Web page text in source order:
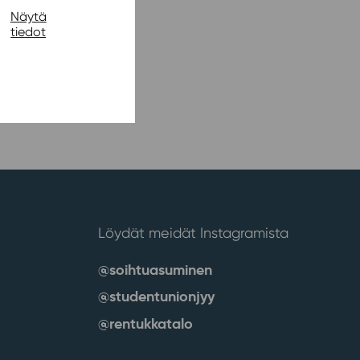
Näytä
tiedot
Löydät meidät Instagramista
@soihtuasuminen
@studentunionjyy
@rentukkatalo